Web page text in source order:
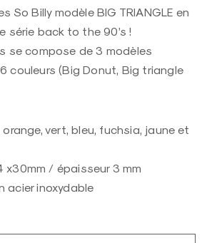
So Billy modèle BIG TRIANGLE en
série back to the 90’s !
se compose de 3 modèles
couleurs (Big Donut, Big triangle
vert, bleu, fuchsia, jaune et
x30mm / épaisseur 3 mm
acier inoxydable